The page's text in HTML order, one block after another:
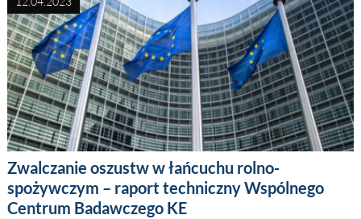
Zwalczanie oszustw w łańcuchu rolno-
spożywczym – raport techniczny Wspólnego
Centrum Badawczego KE